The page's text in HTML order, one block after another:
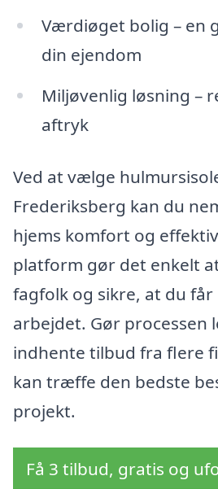
Værdiøget bolig – en
din ejendom
Miljøvenlig løsning –
aftryk
Ved at vælge
Frederiksberg kan du
hjems komfort og
platform gør det enkelt
fagfolk og sikre, at du får
arbejdet. Gør processen
indhente tilbud fra flere
kan træffe den bedste
projekt.
Få 3 tilbud, gratis og